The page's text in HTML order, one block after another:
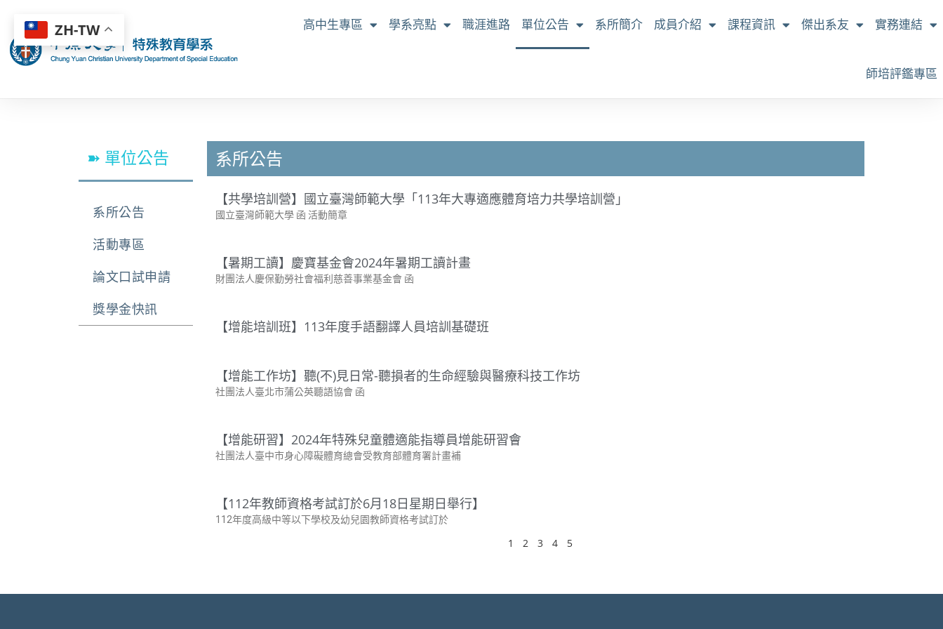
高中生專區 學系亮點 職涯進路 單位公告 系所簡介 成員介紹 課程資訊 傑出系友 實務連結
師培評鑑專區
➽ 單位公告
系所公告
活動專區
論文口試申請
獎學金快訊
系所公告
【共學培訓營】國立臺灣師範大學「113年大專適應體育培力共學培訓營」
國立臺灣師範大學 函 活動簡章
【暑期工讀】慶寶基金會2024年暑期工讀計畫
財團法人慶保勤勞社會福利慈善事業基金會 函
【增能培訓班】113年度手語翻譯人員培訓基礎班
【增能工作坊】聽(不)見日常-聽損者的生命經驗與醫療科技工作坊
社團法人臺北市蒲公英聽語協會 函
【增能研習】2024年特殊兒童體適能指導員增能研習會
社團法人臺中市身心障礙體育總會受教育部體育署計畫補
【112年教師資格考試訂於6月18日星期日舉行】
112年度高級中等以下學校及幼兒園教師資格考試訂於
1 2 3 4 5
ZH-TW